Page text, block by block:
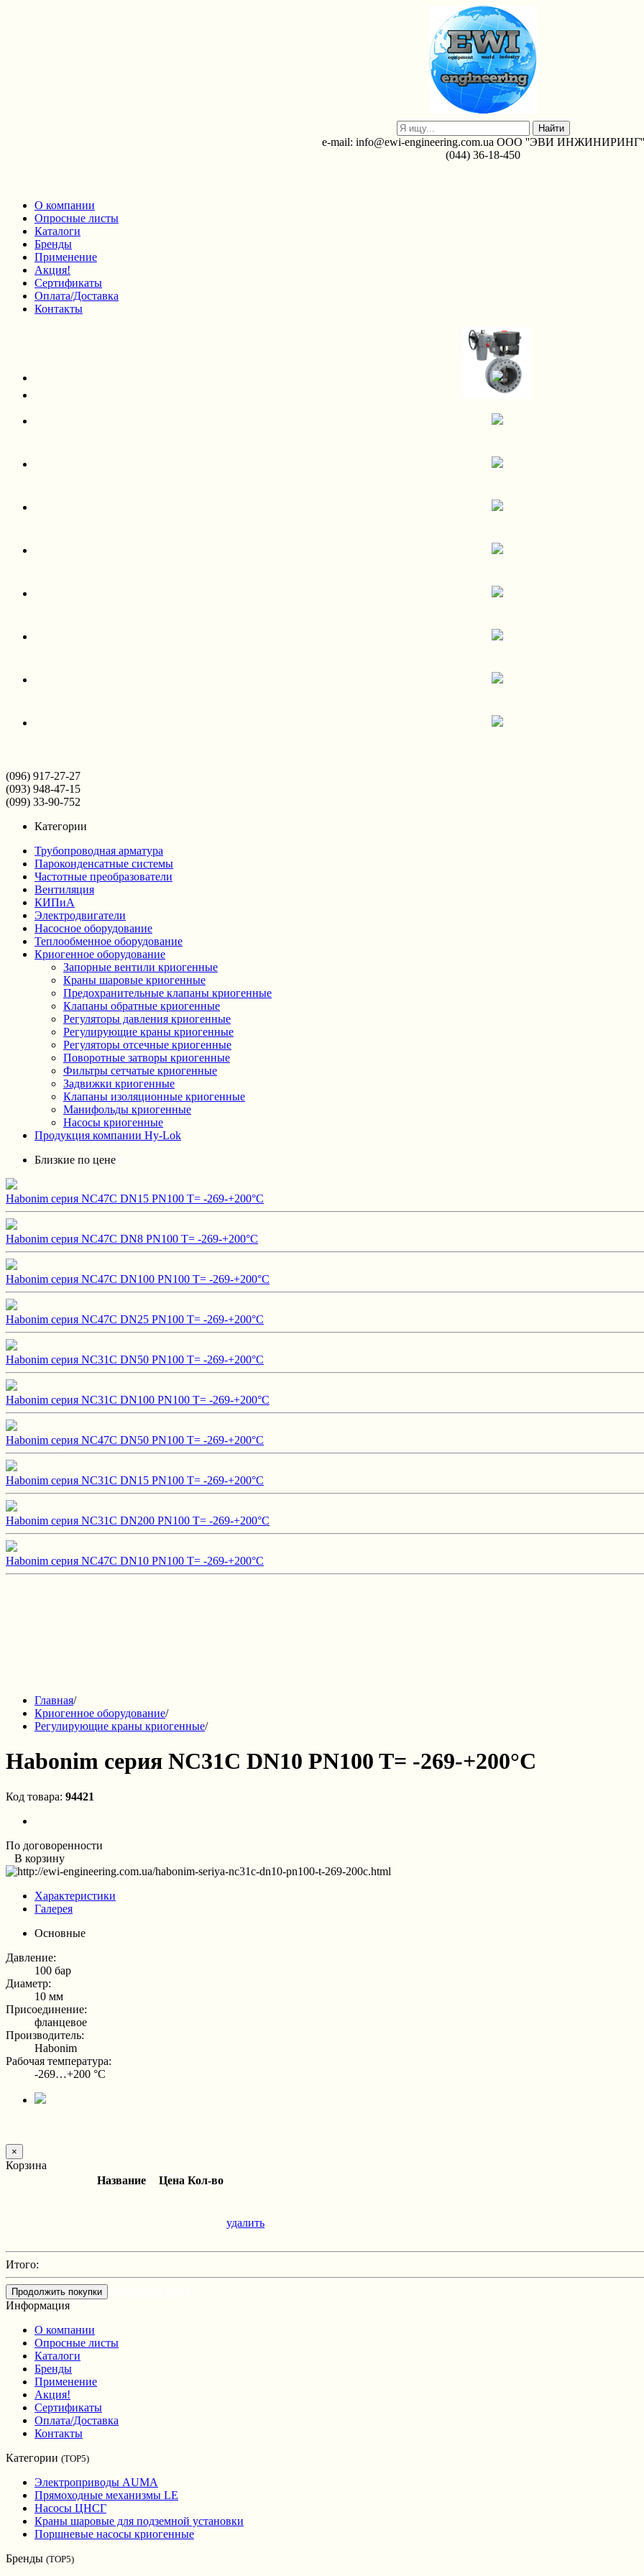
e-mail: info@ewi-engineering.com.ua ООО ''ЭВИ ИНЖИНИРИНГ''
(044) 36-18-450
О компании
Опросные листы
Каталоги
Бренды
Применение
Акция!
Сертификаты
Оплата/Доставка
Контакты
(096) 917-27-27
(093) 948-47-15
(099) 33-90-752
Категории
Трубопроводная арматура
Пароконденсатные системы
Частотные преобразователи
Вентиляция
КИПиА
Электродвигатели
Насосное оборудование
Теплообменное оборудование
Криогенное оборудование
Запорные вентили криогенные
Краны шаровые криогенные
Предохранительные клапаны криогенные
Клапаны обратные криогенные
Регуляторы давления криогенные
Регулирующие краны криогенные
Регуляторы отсечные криогенные
Поворотные затворы криогенные
Фильтры сетчатые криогенные
Задвижки криогенные
Клапаны изоляционные криогенные
Манифольды криогенные
Насосы криогенные
Продукция компании Hy-Lok
Близкие по цене
Habonim серия NC47C DN15 PN100 T= -269-+200°C
Habonim серия NC47C DN8 PN100 T= -269-+200°C
Habonim серия NC47C DN100 PN100 T= -269-+200°C
Habonim серия NC47C DN25 PN100 T= -269-+200°C
Habonim серия NC31C DN50 PN100 T= -269-+200°C
Habonim серия NC31C DN100 PN100 T= -269-+200°C
Habonim серия NC47C DN50 PN100 T= -269-+200°C
Habonim серия NC31C DN15 PN100 T= -269-+200°C
Habonim серия NC31C DN200 PN100 T= -269-+200°C
Habonim серия NC47C DN10 PN100 T= -269-+200°C
Главная/
Криогенное оборудование/
Регулирующие краны криогенные/
Habonim серия NC31C DN10 PN100 T= -269-+200°C
Код товара: 94421
По договоренности
В корзину
Характеристики
Галерея
Основные
Давление:
100 бар
Диаметр:
10 мм
Присоединение:
фланцевое
Производитель:
Habonim
Рабочая температура:
-269…+200 °С
×
Корзина
Название
Цена Кол-во
удалить
Итого:
Продолжить покупки
Информация
О компании
Опросные листы
Каталоги
Бренды
Применение
Акция!
Сертификаты
Оплата/Доставка
Контакты
Категории (TOP5)
Электроприводы AUMA
Прямоходные механизмы LE
Насосы ЦНСГ
Краны шаровые для подземной установки
Поршневые насосы криогенные
Бренды (TOP5)